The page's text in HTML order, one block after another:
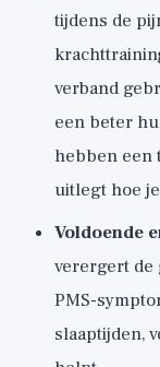
tijdens de
verband
een beter
hebben een
uitlegt hoe
Voldoende
verergert de
PMS-
slaaptijden,